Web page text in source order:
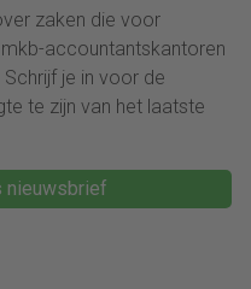
zaken die voor
accountantskantoren
je in voor de
te zijn van het laatste
nieuwsbrief